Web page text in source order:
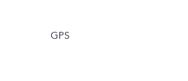
GPS